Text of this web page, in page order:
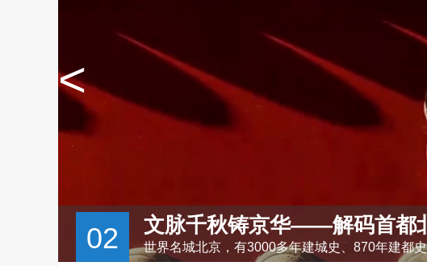
<
02 文脉千秋铸京华——解码首都